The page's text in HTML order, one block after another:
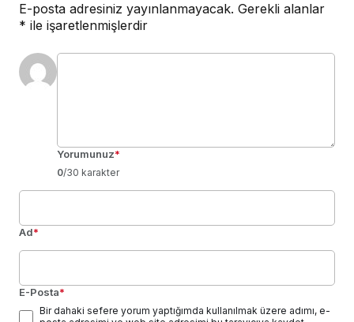
E-posta adresiniz yayınlanmayacak. Gerekli alanlar
* ile işaretlenmişlerdir
Yorumunuz*
0/30 karakter
Ad*
E-Posta*
Bir dahaki sefere yorum yaptığımda kullanılmak üzere adımı, e-